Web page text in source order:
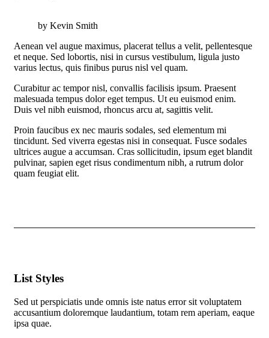
by Kevin Smith
Aenean vel augue maximus, placerat tellus a velit, pellentesque
et neque. Sed lobortis, nisi in cursus vestibulum, ligula justo
varius lectus, quis finibus purus nisl vel quam.
Curabitur ac tempor nisl, convallis facilisis ipsum. Praesent
malesuada tempus dolor eget tempus. Ut eu euismod enim.
Duis vel nibh euismod, rhoncus arcu at, sagittis velit.
Proin faucibus ex nec mauris sodales, sed elementum mi
tincidunt. Sed viverra egestas nisi in consequat. Fusce sodales
ultrices augue a accumsan. Cras sollicitudin, ipsum eget blandit
pulvinar, sapien eget risus condimentum nibh, a rutrum dolor
quam feugiat elit.
List Styles
Sed ut perspiciatis unde omnis iste natus error sit voluptatem
accusantium doloremque laudantium, totam rem aperiam, eaque
ipsa quae.